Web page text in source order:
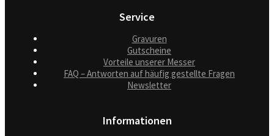
Service
Gravuren
Gutscheine
Vorteile unserer Messer
FAQ – Antworten auf häufig gestellte Fragen
Newsletter
Informationen